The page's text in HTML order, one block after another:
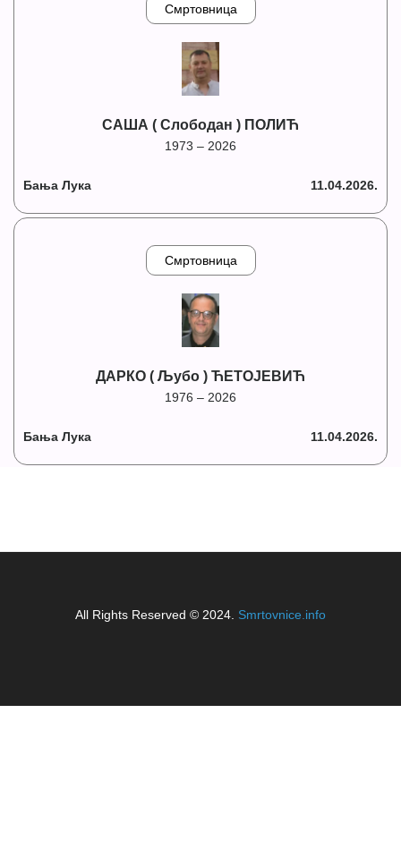
Смртовница
САША ( Слободан ) ПОЛИЋ
1973 – 2026
Бања Лука 11.04.2026.
Смртовница
ДАРКО ( Љубо ) ЋЕТОЈЕВИЋ
1976 – 2026
Бања Лука 11.04.2026.
All Rights Reserved © 2024. Smrtovnice.info